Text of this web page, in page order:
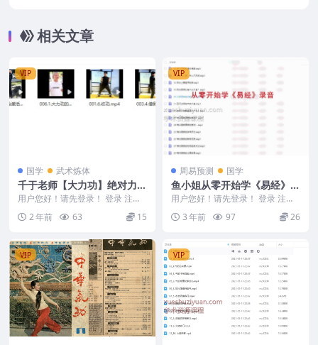
相关文章
VIP
国学 武术炼体
千于老师【大力功】绝对力量
6集
用户您好！请先登录！ 登录 注册
千于老师【大力功】绝对力量6集
241112 ...
2 年前 63 15
VIP
周易预测 国学
鱼小姐从零开始学《易经》录
音36集
用户您好！请先登录！ 登录 注册
鱼小姐从零开始学《易经》 23101
6 _13...
3 年前 97 26
VIP VIP